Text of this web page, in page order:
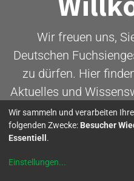
Wir freuen uns,
Deutschen
zu dürfen. Hier
Aktuelles und
- die
Wir sammeln und verarbeiten
folgenden Zwecke: Besucher
Essentiell .
Einstellungen...